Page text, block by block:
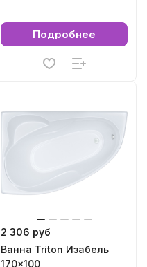
Подробнее
2 306 руб
Ванна Triton Изабель
170x100